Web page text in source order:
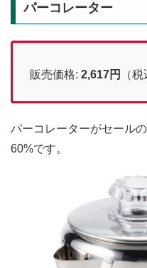
パーコレーター
販売価格: 2,617円 （
パーコレーターがセール
60%です。